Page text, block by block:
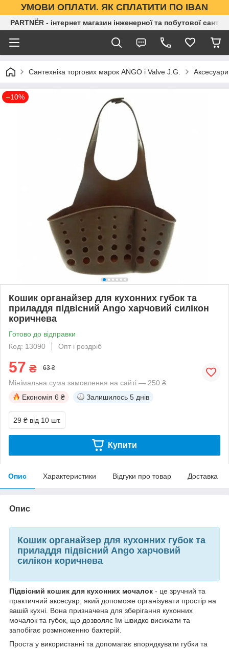
УМОВИ ОПЛАТИ. ЯК СПЛАТИТИ ПО IBAN
PARTNЁR - інтернет магазин інженерної та побутової
Сантехніка торгових марок ANGO і Valve J.G.
–10%
Кошик органайзер для кухонних губок та
приладдя підвісний Ango харчовий силікон
коричнева
Готово до відправки
Код: 13090
Опт і роздріб
57 ₴ 63 ₴
Мінімальна сума замовлення на сайті — 250 ₴
Економія 6 ₴ Залишилось 5 днів
29 ₴ від 10 шт.
Купити
Опис Характеристики Відгуки про товар Доставка
Опис
Кошик органайзер для кухонних губок та
приладдя підвісний Ango харчовий
силікон коричнева
Підвісний кошик для кухонних мочалок - це зручний та
практичний аксесуар, який допоможе організувати простір на
вашій кухні. Вона призначена для зберігання кухонних
мочалок та губок, що дозволяє їм швидко висихати та
запобігає розмноженню бактерій.
Проста у використанні та допомагає впорядкувати губки та